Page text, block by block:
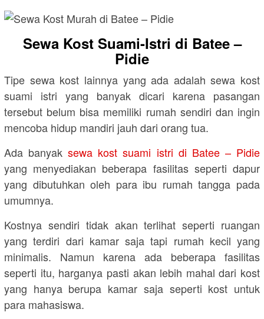
Sewa Kost Suami-Istri di Batee –
Pidie
Tipe sewa kost lainnya yang ada adalah sewa kost
suami istri yang banyak dicari karena pasangan
tersebut belum bisa memiliki rumah sendiri dan ingin
mencoba hidup mandiri jauh dari orang tua.
Ada banyaksewa kost suami istri di Batee – Pidie
yang menyediakan beberapa fasilitas seperti dapur
yang dibutuhkan oleh para ibu rumah tangga pada
umumnya.
Kostnya sendiri tidak akan terlihat seperti ruangan
yang terdiri dari kamar saja tapi rumah kecil yang
minimalis. Namun karena ada beberapa fasilitas
seperti itu, harganya pasti akan lebih mahal dari kost
yang hanya berupa kamar saja seperti kost untuk
para mahasiswa.